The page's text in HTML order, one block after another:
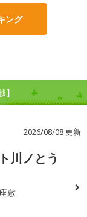
ング
2026/08/08 更新
川ノとう
敷